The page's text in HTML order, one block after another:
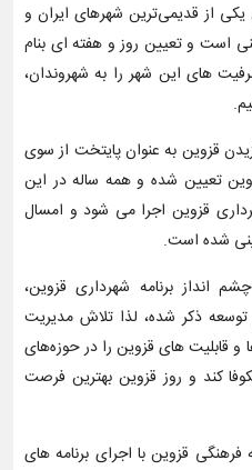
از قدیمی‌ترین شهرهای ایران و
است و تعیین روز و هفته ای بنام
های این شهر را به شهروندان،
قزوین به عنوان پایتخت از سوی
تعیین شده و همه ساله در این
قزوین اجرا می شود و امسال
شده است.
انداز برنامه شهرداری قزوین،
ذکر شده، لذا تلاش مدیریت
قابلیت های قزوین را در حوزه‌های
کند و روز قزوین بهترین فرصت
قزوین با اجرای برنامه های